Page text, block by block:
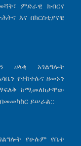
ምድራዊ ክብርና
እና በክርስቲያናዊ
ዘላቂ አገልግሎት
የተከተሉና ዘመኑን
ከሚመለከታቸው
ይሠራል::
የሁሉም የቤተ